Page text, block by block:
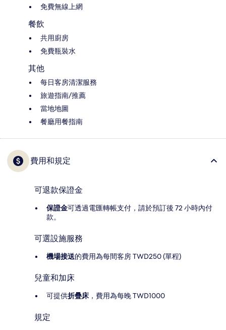
免費無線上網
餐飲
共用廚房
免費瓶裝水
其他
每日客房清潔服務
旅遊指南/推薦
當地地圖
餐廳用餐指南
費用和規定
可退款保證金
保證金可透過電匯轉帳支付，請於預訂後 72 小時內付
款。
可選設施服務
機場接送的費用為每間客房 TWD250 (單程)
兒童和加床
可提供折疊床 ，費用為每晚 TWD1000
規定